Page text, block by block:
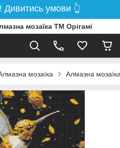
Дивитись умови 👆
мозаїка ТМ Орігамі
мозаїка Алмазна